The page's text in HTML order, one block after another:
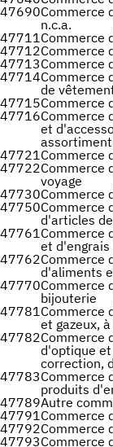
47690Commerce
n.c.a.
47711Commerce
47712Commerce
47713Commerce
47714Commerce
de
47715Commerce
47716Commerce
et
47721Commerce
47722Commerce
voyage
47730Commerce
47750Commerce
d'articles
47761Commerce
et d'engrais
47762Commerce
d'aliments
47770Commerce
bijouterie
47781Commerce
et gazeux,
47782Commerce
d'optique
correction,
47783Commerce
produits
47789Autre
47791Commerce
47792Commerce
47793Commerce